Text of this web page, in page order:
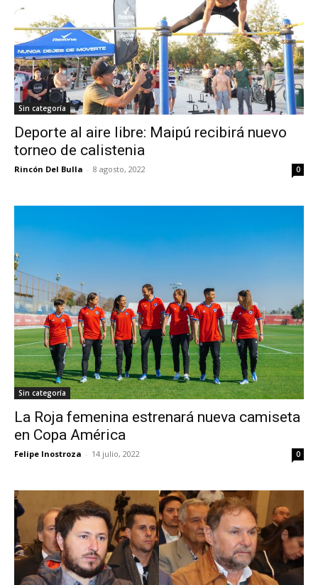
Sin categoría
Deporte al aire libre: Maipú recibirá nuevo
torneo de calistenia
Rincón Del Bulla - 8 agosto, 2022 0
Sin categoría
La Roja femenina estrenará nueva camiseta
en Copa América
Felipe Inostroza - 14 julio, 2022 0